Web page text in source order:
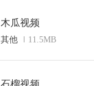
木瓜视频
其他 11.5MB
石榴视频